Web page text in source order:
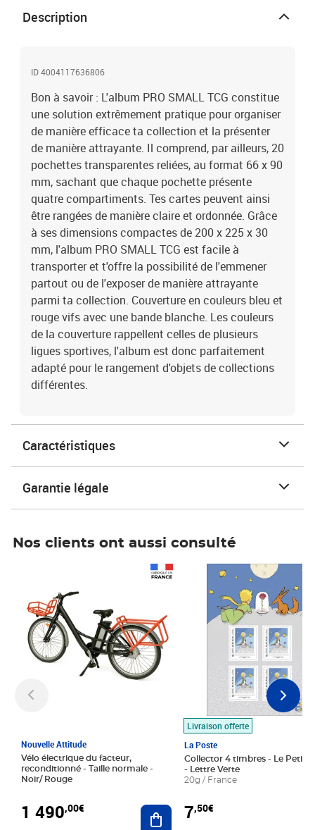
Description
ID 4004117636806
Bon à savoir : L'album PRO SMALL TCG constitue
une solution extrêmement pratique pour organiser
de manière efficace ta collection et la présenter
de manière attrayante. Il comprend, par ailleurs, 20
pochettes transparentes reliées, au format 66 x 90
mm, sachant que chaque pochette présente
quatre compartiments. Tes cartes peuvent ainsi
être rangées de manière claire et ordonnée. Grâce
à ses dimensions compactes de 200 x 225 x 30
mm, l'album PRO SMALL TCG est facile à
transporter et t'offre la possibilité de l'emmener
partout ou de l'exposer de manière attrayante
parmi ta collection. Couverture en couleurs bleu et
rouge vifs avec une bande blanche. Les couleurs
de la couverture rappellent celles de plusieurs
ligues sportives, l'album est donc parfaitement
adapté pour le rangement d'objets de collections
différentes.
Caractéristiques
Garantie légale
Nos clients ont aussi consulté
Nouvelle Attitude
Vélo électrique du facteur,
reconditionné - Taille normale -
Noir/ Rouge
1 490,00€ Ajouter au panier
Livraison offerte
La Poste
Collector 4 timbres - Le Petit
- Lettre Verte
20g / France
7,50€
Prix 7,50€